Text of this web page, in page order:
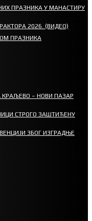
ПРАЗНИКА У МАНАСТИРУ
2026. (ВИДЕО)
ПРАЗНИКА
– НОВИ ПАЗАР
СТРОГО ЗАШТИЋЕНУ
ЗБОГ ИЗГРАДЊЕ